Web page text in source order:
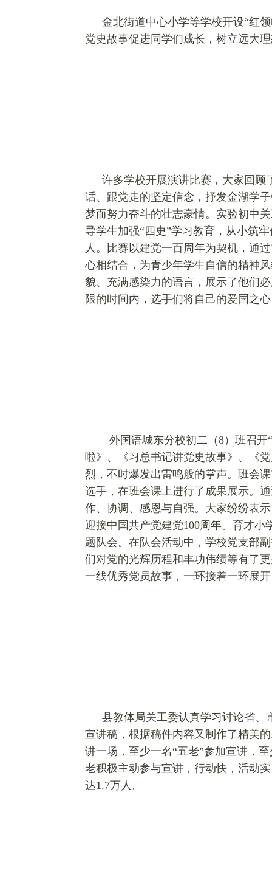
金北街道中心小学等学校开设“红
党史故事促进同学们成长，树立远大
许多学校开展演讲比赛，大家回顾
话、跟党走的坚定信念，抒发金湖学
梦而努力奋斗的壮志豪情。实验初中
导学生加强“四史”学习教育，从小筑
人。比赛以建党一百周年为契机，通
心相结合，为青少年学生自信的精神
貌、充满感染力的语言，展示了他们
限的时间内，选手们将自己的爱国之
外国语城东分校初二（8）班召
啦》、《习总书记讲党史故事》、《
烈，不时爆发出雷鸣般的掌声。班会
选手，在班会课上进行了成果展示。
作、协调、感恩与自强。大家纷纷表
迎接中国共产党建党100周年。育才
题队会。在队会活动中，学校党支部
们对党的光辉历程和丰功伟绩等有了
一线优秀党员故事，一环接着一环展
县教体局关工委认真学习讨论省、
宣讲稿，根据稿件内容又制作了精美
讲一场，至少一名“五老”参加宣讲，
老积极主动参与宣讲，行动快，活动
达1.7万人。